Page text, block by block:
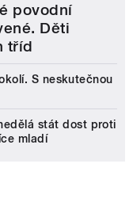
povodní
Děti
tříd
S neskutečnou
stát dost proti
mladí